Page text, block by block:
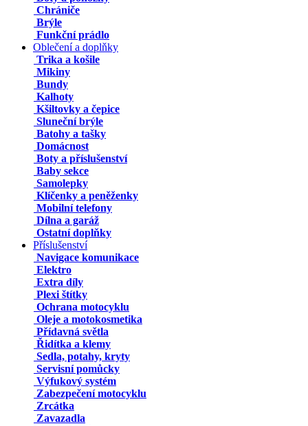
Chrániče
Brýle
Funkční prádlo
Oblečení a doplňky
Trika a košile
Mikiny
Bundy
Kalhoty
Kšiltovky a čepice
Sluneční brýle
Batohy a tašky
Domácnost
Boty a příslušenství
Baby sekce
Samolepky
Klíčenky a peněženky
Mobilní telefony
Dílna a garáž
Ostatní doplňky
Příslušenství
Navigace komunikace
Elektro
Extra díly
Plexi štítky
Ochrana motocyklu
Oleje a motokosmetika
Přídavná světla
Řidítka a klemy
Sedla, potahy, kryty
Servisní pomůcky
Výfukový systém
Zabezpečení motocyklu
Zrcátka
Zavazadla